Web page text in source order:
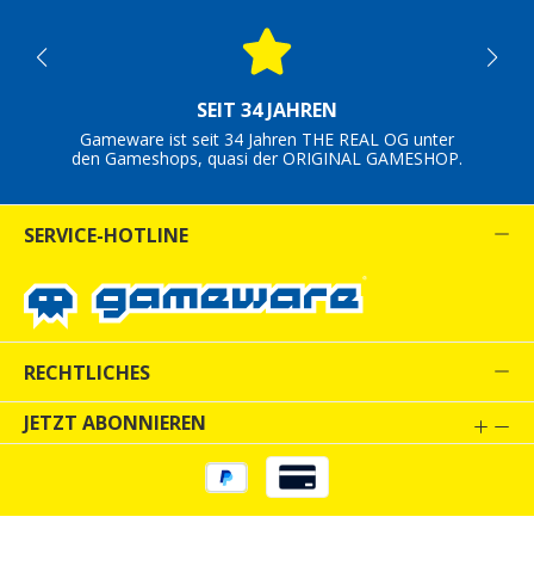
SEIT 34 JAHREN
Gameware ist seit 34 Jahren THE REAL OG unter
den Gameshops, quasi der ORIGINAL GAMESHOP.
SERVICE-HOTLINE
RECHTLICHES
JETZT ABONNIEREN